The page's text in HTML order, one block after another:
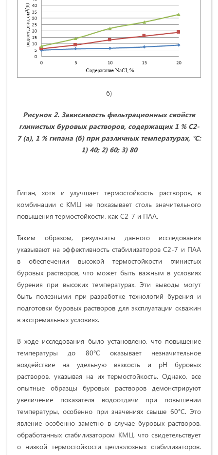
б)
Рисунок 2. Зависимость фильтрационных свойств
глинистых буровых растворов, содержащих 1 % С2-
7 (а), 1 % гипана (б) при различных температурах, °С:
1) 40; 2) 60; 3) 80
Гипан, хотя и улучшает термостойкость растворов, в
комбинации с КМЦ не показывает столь значительного
повышения термостойкости, как С2-7 и ПАА.
Таким образом, результаты данного исследования
указывают на эффективность стабилизаторов С2-7 и ПАА
в обеспечении высокой термостойкости глинистых
буровых растворов, что может быть важным в условиях
бурения при высоких температурах. Эти выводы могут
быть полезными при разработке технологий бурения и
подготовки буровых растворов для эксплуатации скважин
в экстремальных условиях.
В ходе исследования было установлено, что повышение
температуры до 80°C оказывает незначительное
воздействие на удельную вязкость и рН буровых
растворов, указывая на их термостойкость. Однако, все
опытные образцы буровых растворов демонстрируют
увеличение показателя водоотдачи при повышении
температуры, особенно при значениях свыше 60°C. Это
явление особенно заметно в случае буровых растворов,
обработанных стабилизатором КМЦ, что свидетельствует
о низкой термостойкости целлюлозных стабилизаторов.